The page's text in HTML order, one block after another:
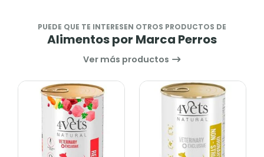
PUEDE QUE TE INTERESEN OTROS PRODUCTOS DE
Alimentos por Marca Perros
Ver más productos